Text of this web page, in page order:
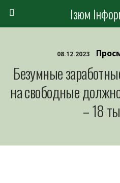
Ізюм
08.12.2023
Безумные
на свободные
– 18